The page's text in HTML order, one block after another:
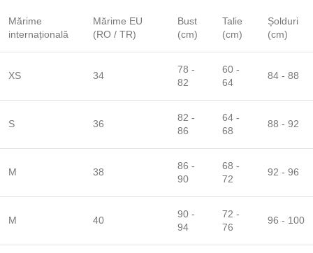
Mărime
internațională
Mărime EU
(RO / TR)
Bust
(cm)
Talie
(cm)
Șolduri
(cm)
XS 34
78 -
82
60 -
64
84 - 88
S 36
82 -
86
64 -
68
88 - 92
M 38
86 -
90
68 -
72
92 - 96
M 40
90 -
94
72 -
76
96 - 100